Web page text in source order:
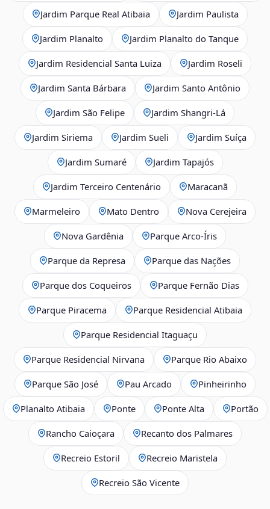
Jardim Parque Real Atibaia Jardim Paulista
Jardim Planalto Jardim Planalto do Tanque
Jardim Residencial Santa Luiza Jardim Roseli
Jardim Santa Bárbara Jardim Santo Antônio
Jardim São Felipe Jardim Shangri-Lá
Jardim Siriema Jardim Sueli Jardim Suíça
Jardim Sumaré Jardim Tapajós
Jardim Terceiro Centenário Maracanã
Marmeleiro Mato Dentro Nova Cerejeira
Nova Gardênia Parque Arco-Íris
Parque da Represa Parque das Nações
Parque dos Coqueiros Parque Fernão Dias
Parque Piracema Parque Residencial Atibaia
Parque Residencial Itaguaçu
Parque Residencial Nirvana Parque Rio Abaixo
Parque São José Pau Arcado Pinheirinho
Planalto Atibaia Ponte Ponte Alta Portão
Rancho Caioçara Recanto dos Palmares
Recreio Estoril Recreio Maristela
Recreio São Vicente